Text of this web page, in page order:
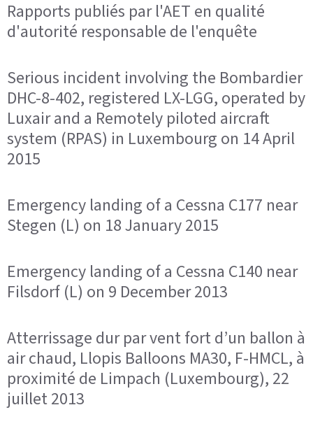
Rapports publiés par l'AET en qualité
d'autorité responsable de l'enquête
Serious incident involving the Bombardier
DHC-8-402, registered LX-LGG, operated by
Luxair and a Remotely piloted aircraft
system (RPAS) in Luxembourg on 14 April
2015
Emergency landing of a Cessna C177 near
Stegen (L) on 18 January 2015
Emergency landing of a Cessna C140 near
Filsdorf (L) on 9 December 2013
Atterrissage dur par vent fort d’un ballon à
air chaud, Llopis Balloons MA30, F-HMCL, à
proximité de Limpach (Luxembourg), 22
juillet 2013